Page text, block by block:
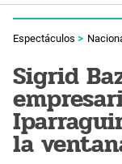
Espectáculos
Sigrid
la